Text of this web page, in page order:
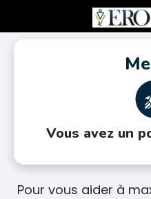
Vous avez un
Pour vous aider à